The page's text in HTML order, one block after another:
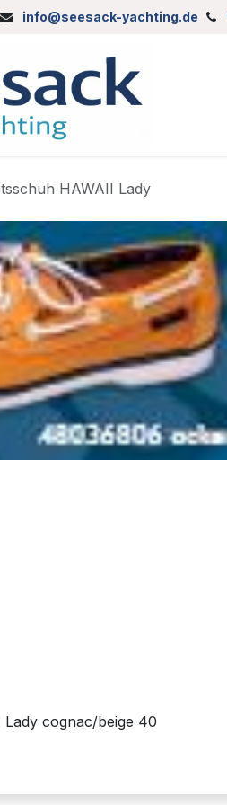
info@seesack-yachting.de
HAWAII Lady
cognac/beige 40